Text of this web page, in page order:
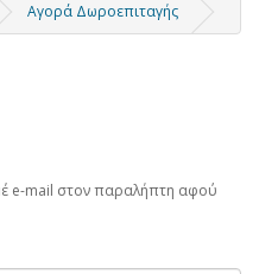
Αγορά Δωροεπιταγής
e-mail στον παραλήπτη αφού